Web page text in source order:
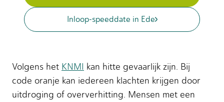
Inloop-speeddate in Ede
Volgens het KNMI kan hitte gevaarlijk zijn. Bij
code oranje kan iedereen klachten krijgen door
uitdroging of oververhitting. Mensen met een